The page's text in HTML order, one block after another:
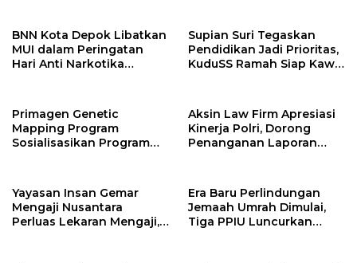
BNN Kota Depok Libatkan
MUI dalam Peringatan
Hari Anti Narkotika
Pencegahan Dimulai dari
Keluarga
Supian Suri Tegaskan
Pendidikan Jadi Prioritas,
KuduSS Ramah Siap Kawal
Primagen Genetic
Mapping Program
Sosialisasikan Program
Bakat dan Potensi Diri
Santri di Pondok
Pesantren Daarul
Muttaqien Parung Bogor
Aksin Law Firm Apresiasi
Kinerja Polri, Dorong
Penanganan Laporan
Yayasan Insan Gemar
Mengaji Nusantara
Perluas Lekaran Mengaji,
Era Baru Perlindungan
Jemaah Umrah Dimulai,
Tiga PPIU Luncurkan